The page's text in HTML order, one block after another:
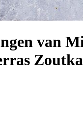
van